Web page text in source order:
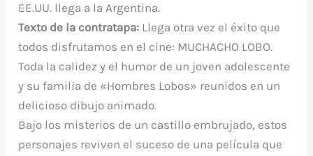
EE.UU. llega a la Argentina.
Texto de la contratapa: Llega otra vez el éxito que
todos disfrutamos en el cine: MUCHACHO LOBO.
Toda la calidez y el humor de un joven adolescente
y su familia de «Hombres Lobos» reunidos en un
delicioso dibujo animado.
Bajo los misterios de un castillo embrujado, estos
personajes reviven el suceso de una película que